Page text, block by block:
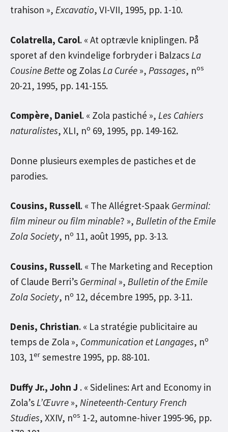
trahison », Excavatio, VI-VII, 1995, pp. 1-10.
Colatrella, Carol. « At optrævle kniplingen. På
sporet af den kvindelige forbryder i Balzacs La
Cousine Bette og Zolas La Curée », Passages, nos
20-21, 1995, pp. 141-155.
Compère, Daniel. « Zola pastiché », Les Cahiers
naturalistes, XLI, no 69, 1995, pp. 149-162.
Donne plusieurs exemples de pastiches et de
parodies.
Cousins, Russell. « The Allégret-Spaak Germinal:
film mineur ou film minable? », Bulletin of the Emile
Zola Society, no 11, août 1995, pp. 3-13.
Cousins, Russell. « The Marketing and Reception
of Claude Berri’s Germinal », Bulletin of the Emile
Zola Society, no 12, décembre 1995, pp. 3-11.
Denis, Christian. « La stratégie publicitaire au
temps de Zola », Communication et Langages, no
103, 1er semestre 1995, pp. 88-101.
Duffy Jr., John J . « Sidelines: Art and Economy in
Zola’s L’Œuvre », Nineteenth-Century French
Studies, XXIV, nos 1-2, automne-hiver 1995-96, pp.